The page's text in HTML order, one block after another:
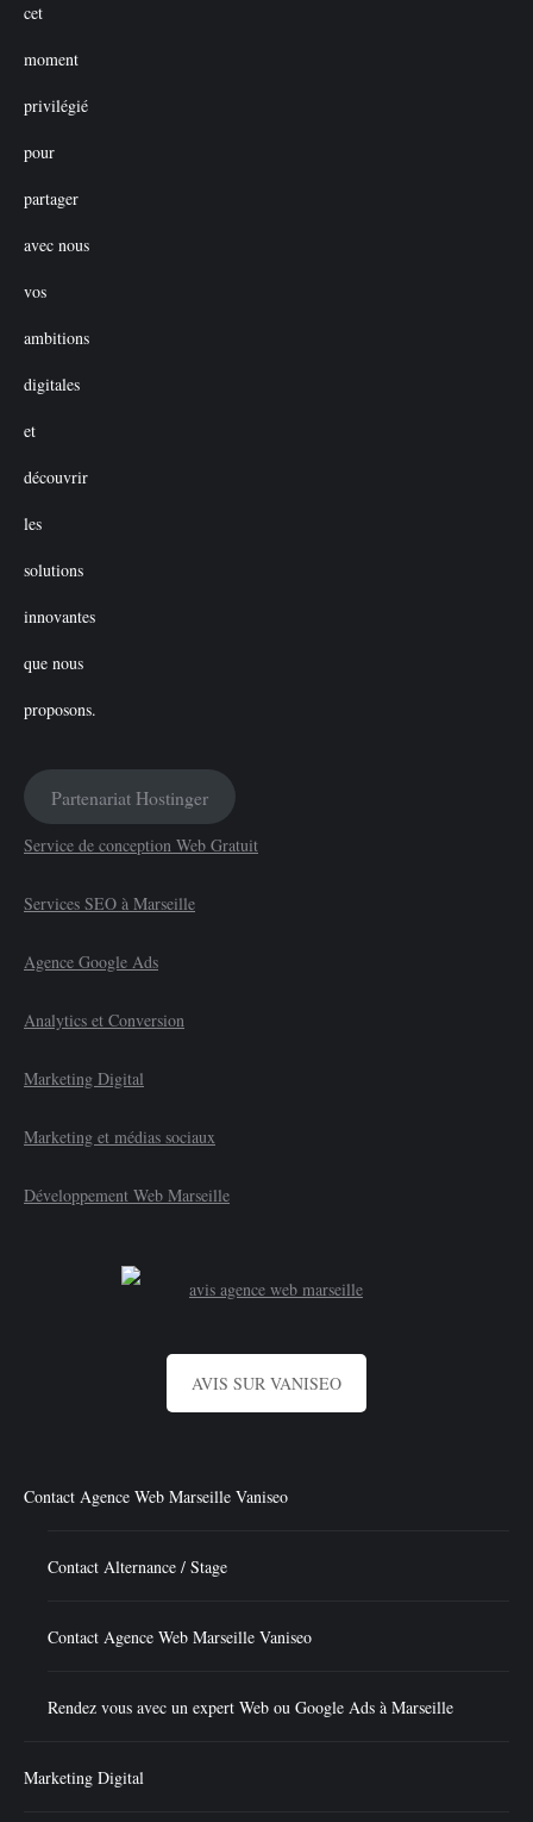
Partenariat Hostinger
Service de conception Web Gratuit
Services SEO à Marseille
Agence Google Ads
Analytics et Conversion
Marketing Digital
Marketing et médias sociaux
Développement Web Marseille
AVIS SUR VANISEO
Contact Agence Web Marseille Vaniseo
Contact Alternance / Stage
Contact Agence Web Marseille Vaniseo
Rendez vous avec un expert Web ou Google Ads à Marseille
Marketing Digital